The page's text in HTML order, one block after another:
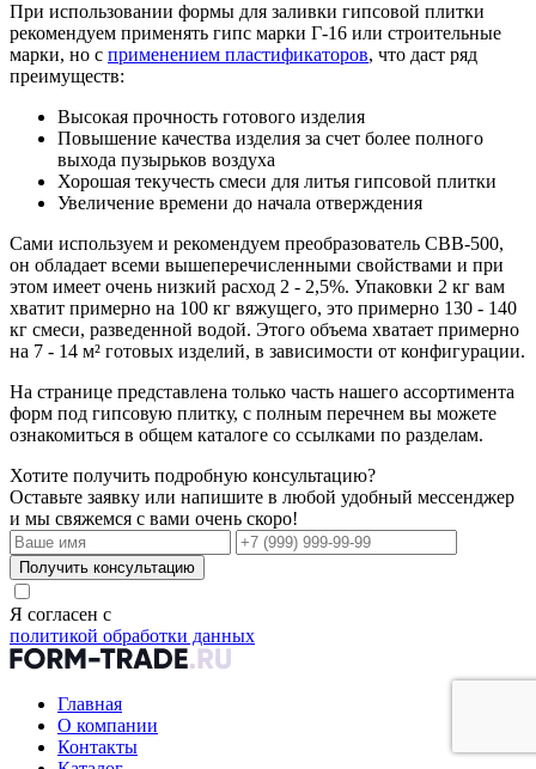
При использовании формы для заливки гипсовой плитки
рекомендуем применять гипс марки Г-16 или строительные
марки, но с применением пластификаторов, что даст ряд
преимуществ:
Высокая прочность готового изделия
Повышение качества изделия за счет более полного
выхода пузырьков воздуха
Хорошая текучесть смеси для литья гипсовой плитки
Увеличение времени до начала отверждения
Сами используем и рекомендуем преобразователь СВВ-500,
он обладает всеми вышеперечисленными свойствами и при
этом имеет очень низкий расход 2 - 2,5%. Упаковки 2 кг вам
хватит примерно на 100 кг вяжущего, это примерно 130 - 140
кг смеси, разведенной водой. Этого объема хватает примерно
на 7 - 14 м² готовых изделий, в зависимости от конфигурации.
На странице представлена только часть нашего ассортимента
форм под гипсовую плитку, с полным перечнем вы можете
ознакомиться в общем каталоге со ссылками по разделам.
Хотите получить подробную консультацию?
Оставьте заявку или напишите в любой удобный мессенджер
и мы свяжемся с вами очень скоро!
Получить консультацию
Я согласен с
политикой обработки данных
Главная
О компании
Контакты